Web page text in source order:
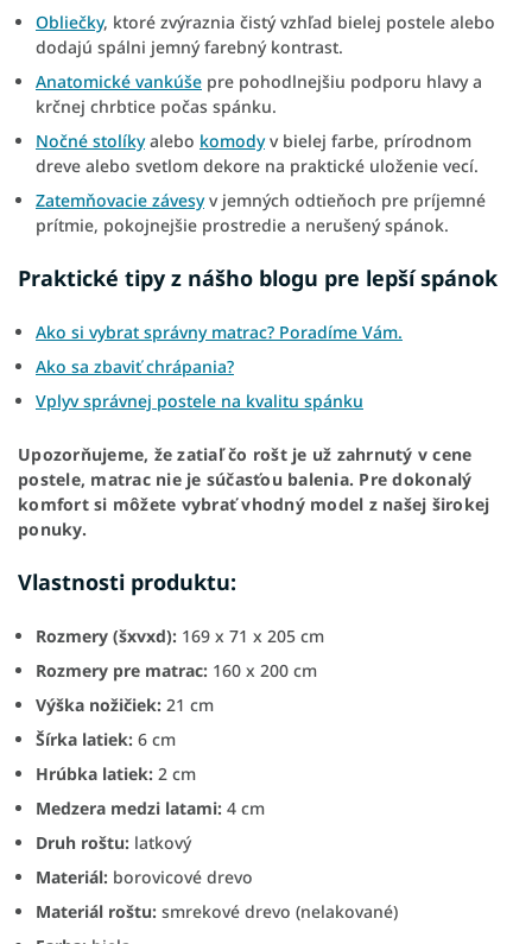
Obliečky, ktoré zvýraznia čistý vzhľad bielej postele alebo
dodajú spálni jemný farebný kontrast.
Anatomické vankúše pre pohodlnejšiu podporu hlavy a
krčnej chrbtice počas spánku.
Nočné stolíkyalebo komodyv bielej farbe, prírodnom
dreve alebo svetlom dekore na praktické uloženie vecí.
Zatemňovacie závesyv jemných odtieňoch pre príjemné
prítmie, pokojnejšie prostredie a nerušený spánok.
Praktické tipy z nášho blogu pre lepší spánok
Ako si vybrat správny matrac? Poradíme Vám.
Ako sa zbaviť chrápania?
Vplyv správnej postele na kvalitu spánku
Upozorňujeme, že zatiaľ čo rošt je už zahrnutý v cene
postele, matrac nie je súčasťou balenia. Pre dokonalý
komfort si môžete vybrať vhodný model z našej širokej
ponuky.
Vlastnosti produktu:
Rozmery (šxvxd): 169 x 71 x 205 cm
Rozmery pre matrac: 160 x 200 cm
Výška nožičiek: 21 cm
Šírka latiek: 6 cm
Hrúbka latiek: 2 cm
Medzera medzi latami: 4 cm
Druh roštu: latkový
Materiál: borovicové drevo
Materiál roštu: smrekové drevo (nelakované)